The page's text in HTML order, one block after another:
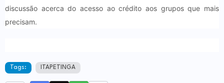
discussão acerca do acesso ao crédito aos grupos que mais
precisam.
Tags: ITAPETINGA